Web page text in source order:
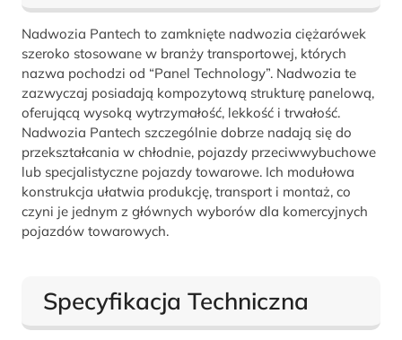
Nadwozia Pantech to zamknięte nadwozia ciężarówek
szeroko stosowane w branży transportowej, których
nazwa pochodzi od “Panel Technology”. Nadwozia te
zazwyczaj posiadają kompozytową strukturę panelową,
oferującą wysoką wytrzymałość, lekkość i trwałość.
Nadwozia Pantech szczególnie dobrze nadają się do
przekształcania w chłodnie, pojazdy przeciwwybuchowe
lub specjalistyczne pojazdy towarowe. Ich modułowa
konstrukcja ułatwia produkcję, transport i montaż, co
czyni je jednym z głównych wyborów dla komercyjnych
pojazdów towarowych.
Specyfikacja Techniczna